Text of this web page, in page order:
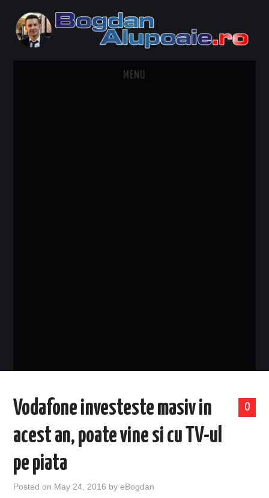
MENU
0
Vodafone investeste masiv in
acest an, poate vine si cu TV-ul
pe piata
Posted on May 24, 2016 byeBogdan